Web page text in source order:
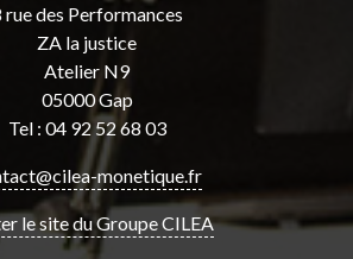
rue des Performances
ZA la justice
Atelier N9
05000 Gap
Tel : 04 92 52 68 03
monetique.fr
le site du Groupe CILEA